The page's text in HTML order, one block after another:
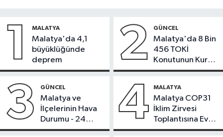
1 MALATYA
Malatya'da 4,1
büyüklüğünde
deprem
2 GÜNCEL
Malatya'da 8 Bin
456 TOKİ
Konutunun Kurası
Bugün Çekiliyor
3 GÜNCEL
Malatya ve
İlçelerinin Hava
Durumu - 24
Temmuz 2026
4 MALATYA
Malatya COP31
İklim Zirvesi
Toplantısına Ev
Sahipliği Yaptı